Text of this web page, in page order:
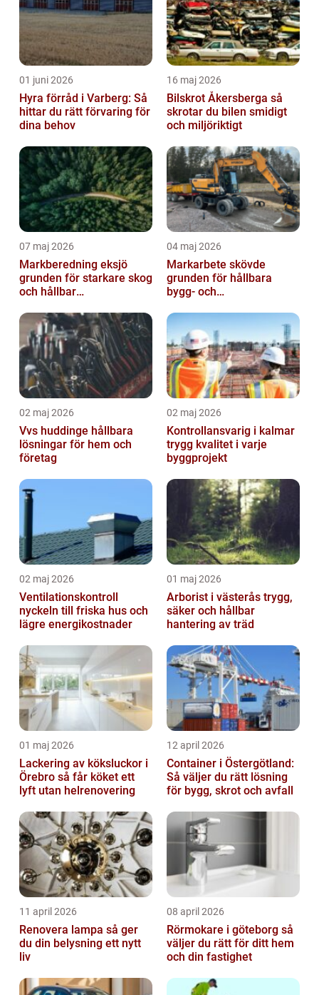
01 juni 2026
Hyra förråd i Varberg: Så
hittar du rätt förvaring för
dina behov
16 maj 2026
Bilskrot Åkersberga så
skrotar du bilen smidigt
och miljöriktigt
07 maj 2026
Markberedning eksjö
grunden för starkare skog
och hållbar
04 maj 2026
Markarbete skövde
grunden för hållbara
bygg- och
02 maj 2026
Vvs huddinge hållbara
lösningar för hem och
företag
02 maj 2026
Kontrollansvarig i kalmar
trygg kvalitet i varje
byggprojekt
02 maj 2026
Ventilationskontroll
nyckeln till friska hus och
lägre energikostnader
01 maj 2026
Arborist i västerås trygg,
säker och hållbar
hantering av träd
01 maj 2026
Lackering av köksluckor i
Örebro så får köket ett
lyft utan helrenovering
12 april 2026
Container i Östergötland:
Så väljer du rätt lösning
för bygg, skrot och avfall
11 april 2026
Renovera lampa så ger
du din belysning ett nytt
liv
08 april 2026
Rörmokare i göteborg så
väljer du rätt för ditt hem
och din fastighet